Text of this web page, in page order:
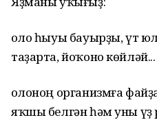
Һоло һыуы бауырҙы, үт
таҙарта, йоҡоно көйләй...
Һолоноң организмға
яҡшы белгән һәм уны